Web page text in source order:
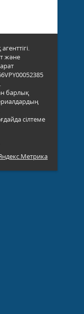
және
барлық
сілтеме